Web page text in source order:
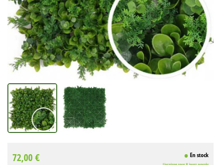
72,00 € En stock